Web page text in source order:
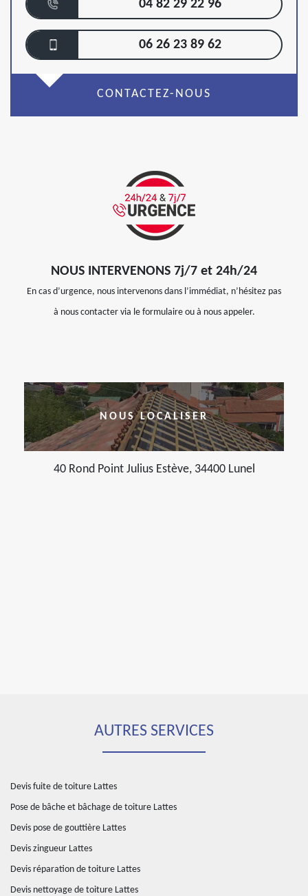
04 82 29 22 96
06 26 23 89 62
CONTACTEZ-NOUS
NOUS INTERVENONS 7j/7 et 24h/24
En cas d’urgence, nous intervenons dans l’immédiat, n’hésitez pas
à nous contacter via le formulaire ou à nous appeler.
NOUS LOCALISER
40 Rond Point Julius Estève, 34400 Lunel
AUTRES SERVICES
Devis fuite de toiture Lattes
Pose de bâche et bâchage de toiture Lattes
Devis pose de gouttière Lattes
Devis zingueur Lattes
Devis réparation de toiture Lattes
Devis nettoyage de toiture Lattes